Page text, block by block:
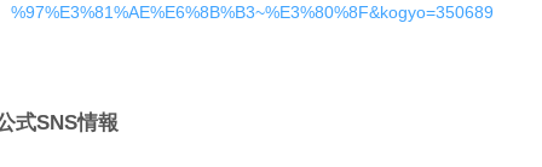
%97%E3%81%AE%E6%8B%B3~%E3%80%8F&kogyo=350689
式SNS情報